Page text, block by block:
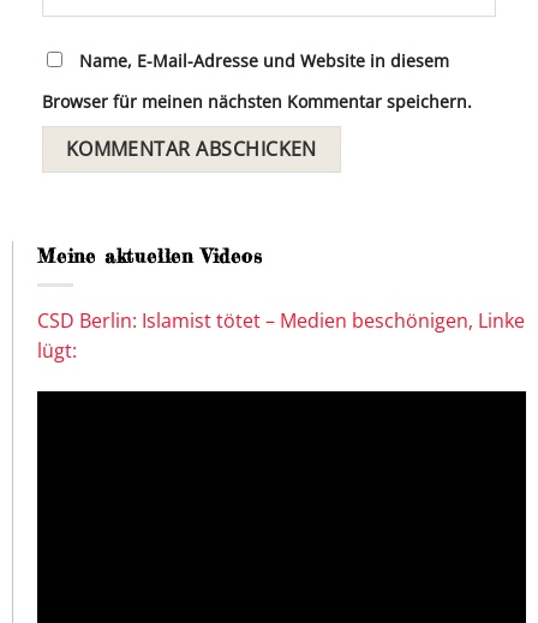
Name, E-Mail-Adresse und Website in diesem
Browser für meinen nächsten Kommentar speichern.
Meine aktuellen Videos
CSD Berlin: Islamist tötet – Medien beschönigen, Linke
lügt: